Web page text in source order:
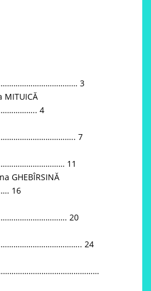
3
MITUICĂ
4
7
11
GHEBÎRSINĂ
16
20
24